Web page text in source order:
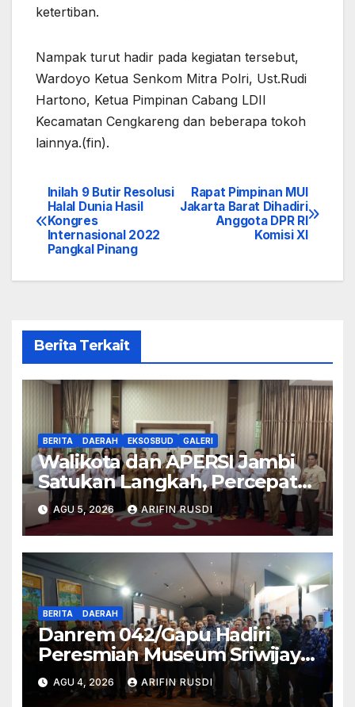
ketertiban.
Nampak turut hadir pada kegiatan tersebut,
Wardoyo Ketua Senkom Mitra Polri, Ust.Rudi
Hartono, Ketua Pimpinan Cabang LDII
Kecamatan Cengkareng dan beberapa tokoh
lainnya.(fin).
Navigasi
pos
Rapat Pimpinan MUI
Jakarta Barat Dihadiri
Anggota DPR RI
Komisi XI
Inilah 9 Butir Resolusi
Halal Dunia Hasil
Kongres
Internasional 2022
Pangkal Pinang
Berita Terkait
BERITA DAERAH EKSOSBUD GALERI
Walikota dan APERSI Jambi
Satukan Langkah, Percepat
Realisasi Program 3 Juta
Rumah
AGU 5, 2026 ARIFIN RUSDI
BERITA DAERAH
Danrem 042/Gapu Hadiri
Peresmian Museum Sriwijaya
Dharmakirti oleh Menteri
Kebudayaan RI
AGU 4, 2026 ARIFIN RUSDI